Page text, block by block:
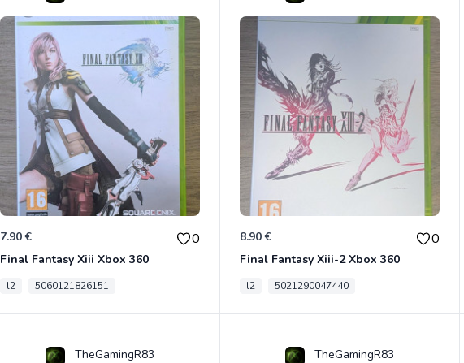
7.90 € 0
Final Fantasy Xiii Xbox 360
l2 5060121826151
8.90 € 0
Final Fantasy Xiii-2 Xbox 360
l2 5021290047440
TheGamingR83 TheGamingR83